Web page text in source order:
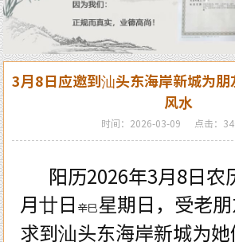
3月8日应邀到汕头东海岸新城为
风水
时间：2026-03-09 点击：
阳历2026年3月8日农
月廿日 辛巳星期日，受老
求到汕头东海岸新城为